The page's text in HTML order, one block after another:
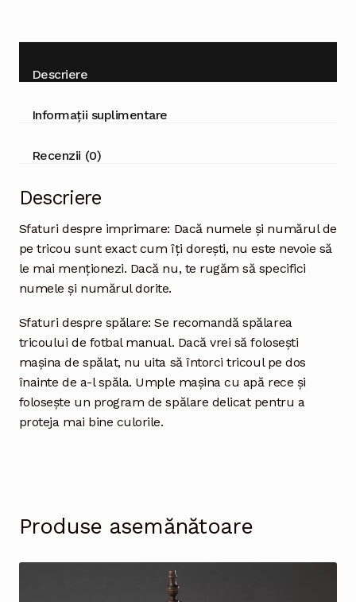
Descriere
Informații suplimentare
Recenzii (0)
Descriere
Sfaturi despre imprimare: Dacă numele și numărul de
pe tricou sunt exact cum îți dorești, nu este nevoie să
le mai menționezi. Dacă nu, te rugăm să specifici
numele și numărul dorite.
Sfaturi despre spălare: Se recomandă spălarea
tricoului de fotbal manual. Dacă vrei să folosești
mașina de spălat, nu uita să întorci tricoul pe dos
înainte de a-l spăla. Umple mașina cu apă rece și
folosește un program de spălare delicat pentru a
proteja mai bine culorile.
Produse asemănătoare